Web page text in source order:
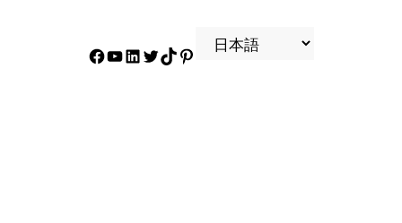
フェイスブックYouTube
リンクトインツイッターティクトクピンタレスト